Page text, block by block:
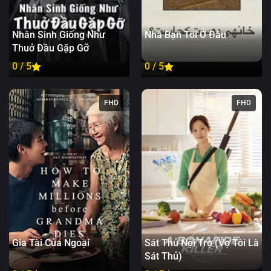
New
Nhân Sinh Giống Như
Thuở Đầu Gặp Gỡ
0 / 5
New
Nhà Bạn Tôi Ở Đâu
0 / 5
FHD
Gia Tài Của Ngoại
FHD
Sát Thủ Nội Trợ (Vợ Tôi Là
Sát Thủ)